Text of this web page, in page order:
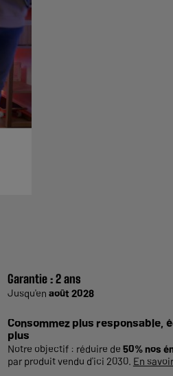
Garantie :2 ans
Jusqu'en août 2028
Consommez plus responsable,
plus
Notre objectif : réduire de 50% nos
par produit vendu d'ici 2030. En